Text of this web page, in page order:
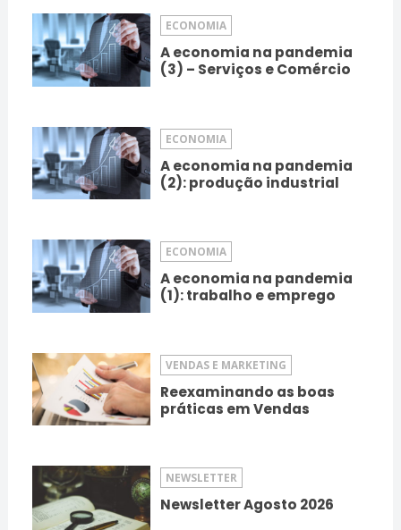
ECONOMIA
A economia na pandemia
(3) – Serviços e Comércio
ECONOMIA
A economia na pandemia
(2): produção industrial
ECONOMIA
A economia na pandemia
(1): trabalho e emprego
VENDAS E MARKETING
Reexaminando as boas
práticas em Vendas
NEWSLETTER
Newsletter Agosto 2026